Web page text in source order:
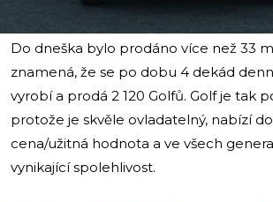
Do dneška bylo prodáno více než 33
znamená, že se po dobu 4 dekád
vyrobí a prodá 2 120 Golfů. Golf je tak
protože je skvěle ovladatelný, nabízí
cena/užitná hodnota a ve všech
vynikající spolehlivost.